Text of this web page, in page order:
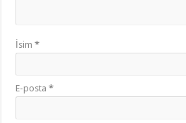
İsim*
E-posta*